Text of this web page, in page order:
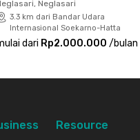
Neglasari
3.3 km dari Bandar Udara
Internasional Soekarno-Hatta
dari Rp2.000.000 /bulan
Resource